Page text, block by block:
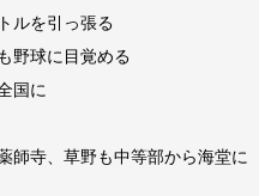
ルを引っ張る
野球に目覚める
国に
師寺、草野も中等部から海堂に